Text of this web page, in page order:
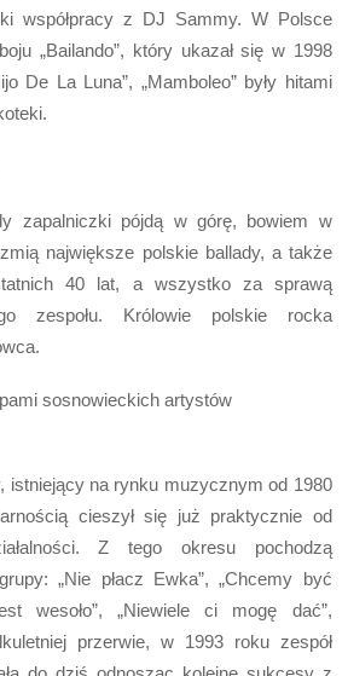
współpracy z DJ Sammy. W Polsce
„Bailando”, który ukazał się w 1998
De La Luna”, „Mamboleo” były hitami
zapalniczki pójdą w górę, bowiem w
największe polskie ballady, a także
40 lat, a wszystko za sprawą
zespołu. Królowie polskie rocka
sosnowieckich artystów
istniejący na rynku muzycznym od 1980
cieszył się już praktycznie od
Z tego okresu pochodzą
„Nie płacz Ewka”, „Chcemy być
wesoło”, „Niewiele ci mogę dać”,
przerwie, w 1993 roku zespół